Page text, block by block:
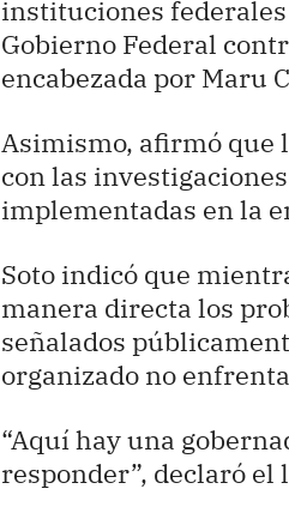
instituciones federales
Gobierno Federal
encabezada por Maru
Asimismo, afirmó que
con las
implementadas en la
Soto indicó que
manera directa los
señalados
organizado no
“Aquí hay una
responder”, declaró